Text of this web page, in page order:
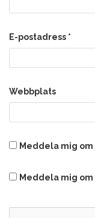
E-postadress *
Webbplats
Meddela mig
Meddela mig